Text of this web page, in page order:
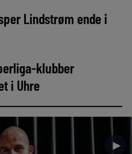
Lindstrøm ende i
klubber
i Uhre
►